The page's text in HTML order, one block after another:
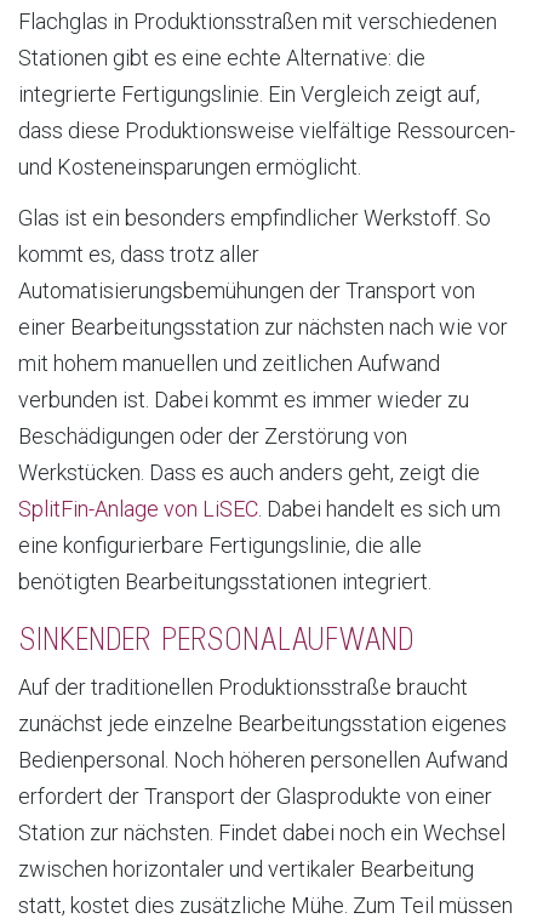
Flachglas in Produktionsstraßen mit verschiedenen
Stationen gibt es eine echte Alternative: die
integrierte Fertigungslinie. Ein Vergleich zeigt auf,
dass diese Produktionsweise vielfältige Ressourcen-
und Kosteneinsparungen ermöglicht.
Glas ist ein besonders empfindlicher Werkstoff. So
kommt es, dass trotz aller
Automatisierungsbemühungen der Transport von
einer Bearbeitungsstation zur nächsten nach wie vor
mit hohem manuellen und zeitlichen Aufwand
verbunden ist. Dabei kommt es immer wieder zu
Beschädigungen oder der Zerstörung von
Werkstücken. Dass es auch anders geht, zeigt die
SplitFin-Anlage von LiSEC. Dabei handelt es sich um
eine konfigurierbare Fertigungslinie, die alle
benötigten Bearbeitungsstationen integriert.
SINKENDER PERSONALAUFWAND
Auf der traditionellen Produktionsstraße braucht
zunächst jede einzelne Bearbeitungsstation eigenes
Bedienpersonal. Noch höheren personellen Aufwand
erfordert der Transport der Glasprodukte von einer
Station zur nächsten. Findet dabei noch ein Wechsel
zwischen horizontaler und vertikaler Bearbeitung
statt, kostet dies zusätzliche Mühe. Zum Teil müssen